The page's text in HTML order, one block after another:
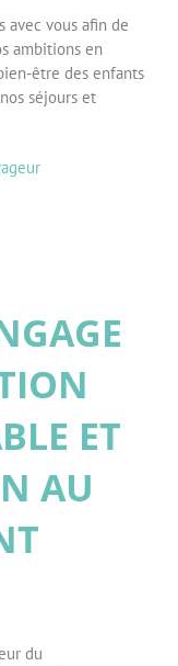
avec vous afin de
ambitions en
être des enfants
séjours et
ET
AU
du